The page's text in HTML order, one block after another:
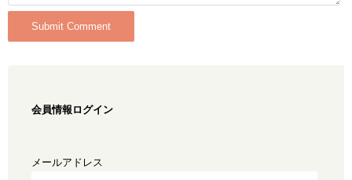
会員情報ログイン
メールアドレス